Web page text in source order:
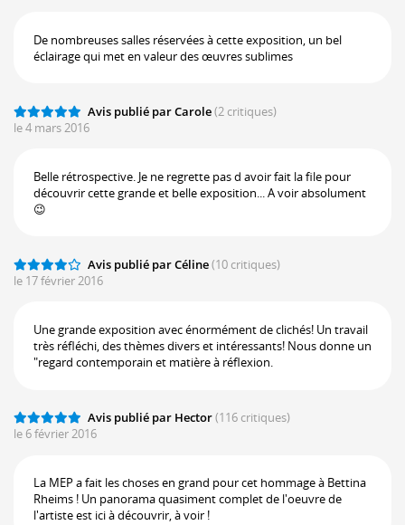
De nombreuses salles réservées à cette exposition, un bel
éclairage qui met en valeur des œuvres sublimes
Avis publié par Carole(2 critiques)
le 4 mars 2016
Belle rétrospective. Je ne regrette pas d avoir fait la file pour
découvrir cette grande et belle exposition... A voir absolument
😉
Avis publié par Céline(10 critiques)
le 17 février 2016
Une grande exposition avec énormément de clichés! Un travail
très réfléchi, des thèmes divers et intéressants! Nous donne un
"regard contemporain et matière à réflexion.
Avis publié par Hector(116 critiques)
le 6 février 2016
La MEP a fait les choses en grand pour cet hommage à Bettina
Rheims ! Un panorama quasiment complet de l'oeuvre de
l'artiste est ici à découvrir, à voir !